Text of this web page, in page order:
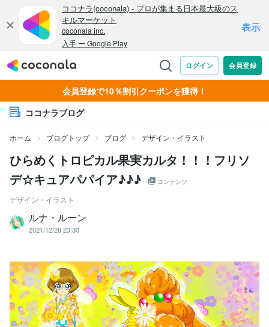
会員登録で10％割引クーポンを獲得！
ココナラブログ
ホーム ブログトップ ブログ デザイン・イラスト
ひらめくトロピカル果実カルタ！！！フリソ
デ☆キュアパパイア♪♪♪
コンテンツ
デザイン・イラスト
ルナ・ルーン
2021/12/28 23:30